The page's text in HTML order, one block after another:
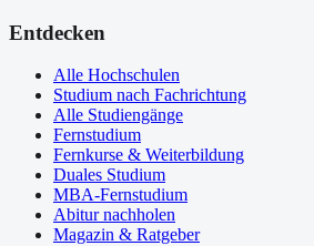
Entdecken
Alle Hochschulen
Studium nach Fachrichtung
Alle Studiengänge
Fernstudium
Fernkurse & Weiterbildung
Duales Studium
MBA-Fernstudium
Abitur nachholen
Magazin & Ratgeber